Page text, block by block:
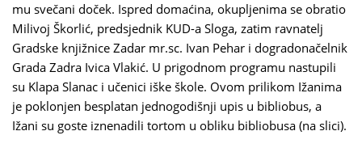
mu svečani doček. Ispred domaćina, okupljenima se obratio
Milivoj Škorlić, predsjednik KUD-a Sloga, zatim ravnatelj
Gradske knjižnice Zadar mr.sc. Ivan Pehar i dogradonačelnik
Grada Zadra Ivica Vlakić. U prigodnom programu nastupili
su Klapa Slanac i učenici iške škole. Ovom prilikom Ižanima
je poklonjen besplatan jednogodišnji upis u bibliobus, a
Ižani su goste iznenadili tortom u obliku bibliobusa (na slici).